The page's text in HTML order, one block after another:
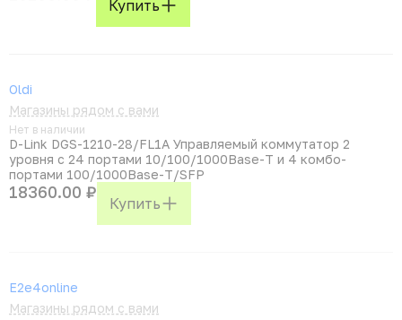
Купить
Oldi
Магазины рядом с вами
Нет в наличии
D-Link DGS-1210-28/FL1A Управляемый коммутатор 2
уровня с 24 портами 10/100/1000Base-T и 4 комбо-
портами 100/1000Base-T/SFP
18360.00 ₽
Купить
E2e4online
Магазины рядом с вами